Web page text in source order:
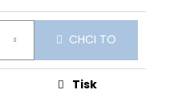
CHCI TO
Tisk